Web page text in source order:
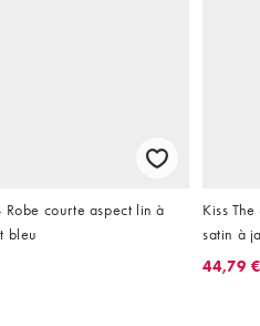
Robe courte aspect lin à
bleu
Kiss
satin à
44,79 €